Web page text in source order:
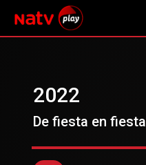
2022
De fiesta en fiesta